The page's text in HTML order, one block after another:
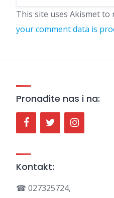
This site uses Akismet to
your comment data is
Pronađite nas i na:
Kontakt:
☎ 027325724,